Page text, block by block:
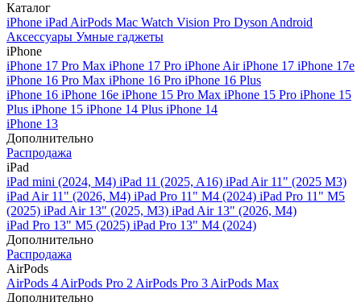
Каталог
iPhone iPad AirPods Mac Watch Vision Pro Dyson Android
Аксессуары Умные гаджеты
iPhone
iPhone 17 Pro Max iPhone 17 Pro iPhone AiriPhone 17 iPhone 17e
iPhone 16 Pro Max iPhone 16 Pro iPhone 16 Plus
iPhone 16 iPhone 16e iPhone 15 Pro Max iPhone 15 Pro iPhone 15
Plus iPhone 15 iPhone 14 Plus iPhone 14
iPhone 13
Дополнительно
Распродажа
iPad
iPad mini (2024, M4) iPad 11 (2025, A16) iPad Air 11" (2025 M3)
iPad Air 11" (2026, M4) iPad Pro 11" M4 (2024) iPad Pro 11" M5
(2025) iPad Air 13" (2025, M3) iPad Air 13" (2026, M4)
iPad Pro 13" M5 (2025) iPad Pro 13" M4 (2024)
Дополнительно
Распродажа
AirPods
AirPods 4 AirPods Pro 2 AirPods Pro 3 AirPods Max
Дополнительно